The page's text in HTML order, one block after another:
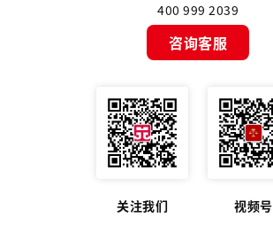
400 999 2039
咨询客服
关注我们 视频号